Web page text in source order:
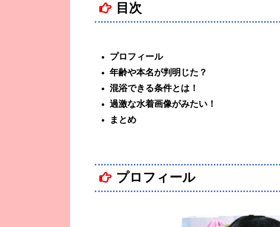
目次
プロフィール
年齢や本名が判明じた？
混浴できる条件とは！
過激な水着画像がみたい！
まとめ
プロフィール